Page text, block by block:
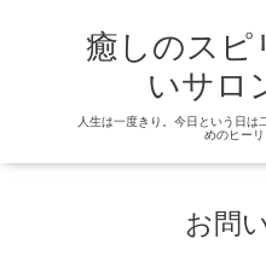
癒しのスピ
いサロ
人生は一度きり。今日という日
めのヒーリ
お問